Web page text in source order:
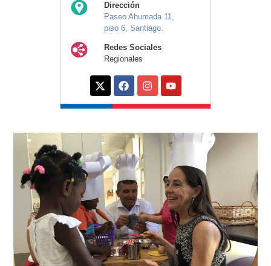
Dirección
Paseo Ahumada 11,
piso 6, Santiago.
Redes Sociales
Regionales